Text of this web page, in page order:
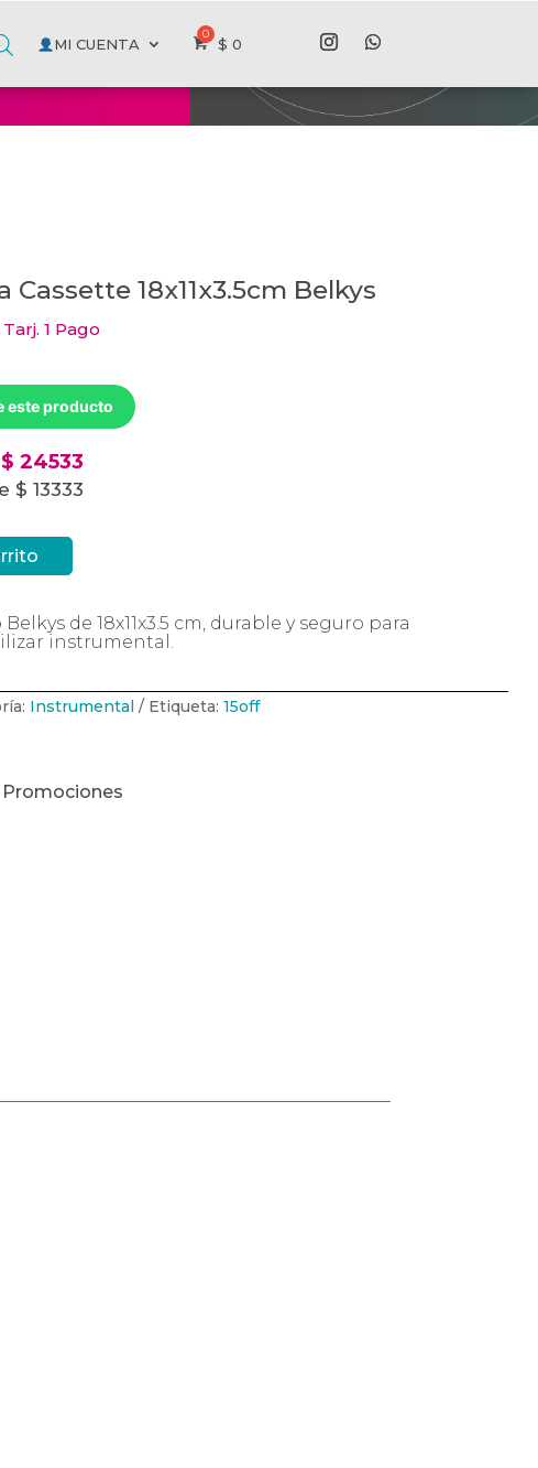
MI CUENTA $ 0
Cassette 18x11x3.5cm Belkys
1 Pago
este producto
24533
$ 13333
de 18x11x3.5 cm, durable y seguro para
instrumental.
Instrumental Etiqueta:15off